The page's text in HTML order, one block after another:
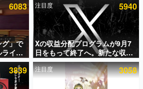
いる記事ランキング
一覧
6083
」で
イク
ソウ
に失
注目度 5940
Xの収益分配プログラムが9月7
日をもって終了へ。新たな収益
化制度「Original Content
Rewards Program」を発表
3839 注目度 3058